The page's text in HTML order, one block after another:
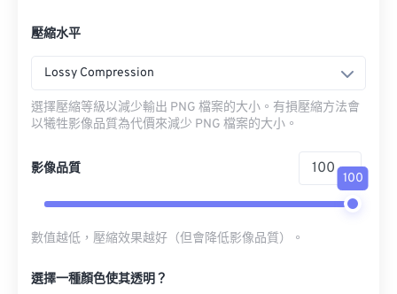
壓縮水平
Lossy Compression
選擇壓縮等級以減少輸出 PNG 檔案的大小。有損壓縮方法會
以犧牲影像品質為代價來減少 PNG 檔案的大小。
影像品質
100
數值越低，壓縮效果越好（但會降低影像品質）。
選擇一種顏色使其透明？